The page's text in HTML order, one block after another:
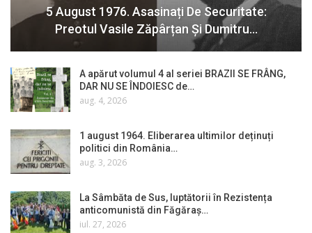
5 August 1976. Asasinați De Securitate:
Preotul Vasile Zăpârțan Și Dumitru…
A apărut volumul 4 al seriei BRAZII SE FRÂNG,
DAR NU SE ÎNDOIESC de…
aug. 4, 2026
1 august 1964. Eliberarea ultimilor deținuți
politici din România…
aug. 3, 2026
La Sâmbăta de Sus, luptătorii în Rezistența
anticomunistă din Făgăraș…
iul. 27, 2026